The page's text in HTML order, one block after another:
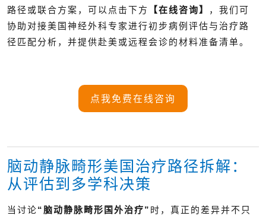
路径或联合方案，可以点击下方
【在线咨询】
，我们可
协助对接美国神经外科专家进行初步病例评估与治疗路
径匹配分析，并提供赴美或远程会诊的材料准备清单。
点我免费在线咨询
脑动静脉畸形美国治疗路径拆解：
从评估到多学科决策
当讨论“脑动静脉畸形国外治疗” 时，真正的差异并不只